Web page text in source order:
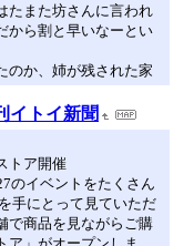
たまた坊さんに言われ
から割と早いなーとい
のか、姉が残された家
イトイ新聞
トア開催
のイベントをたくさん
手にとって見ていただ
で商品を見ながらご購